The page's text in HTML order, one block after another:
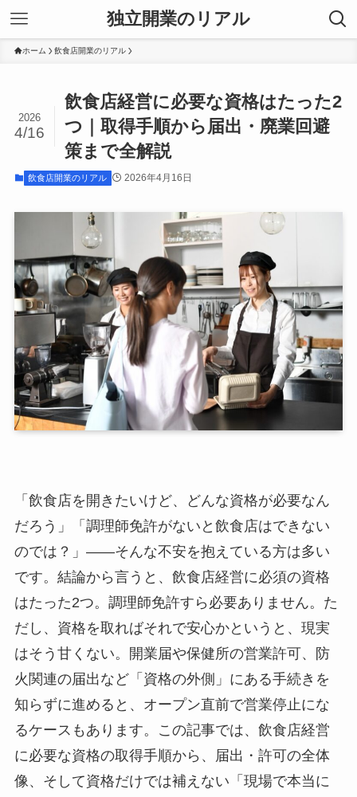
独立開業のリアル
ホーム 飲食店開業のリアル
飲食店経営に必要な資格はたった2
つ｜取得手順から届出・廃業回避
策まで全解説
2026
4/16
飲食店開業のリアル 2026年4月16日
「飲食店を開きたいけど、どんな資格が必要なん
だろう」「調理師免許がないと飲食店はできない
のでは？」——そんな不安を抱えている方は多い
です。結論から言うと、飲食店経営に必須の資格
はたった2つ。調理師免許すら必要ありません。た
だし、資格を取ればそれで安心かというと、現実
はそう甘くない。開業届や保健所の営業許可、防
火関連の届出など「資格の外側」にある手続きを
知らずに進めると、オープン直前で営業停止にな
るケースもあります。この記事では、飲食店経営
に必要な資格の取得手順から、届出・許可の全体
像、そして資格だけでは補えない「現場で本当に